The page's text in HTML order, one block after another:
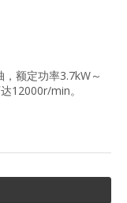
额定功率3.7kW～
12000r/min。